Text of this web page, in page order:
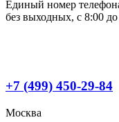
Единый номер
без выходных, с 8:00
+7 (499) 450-29-84
Москва